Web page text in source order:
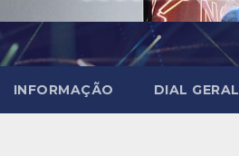
INFORMAÇÃO DIAL GERAL